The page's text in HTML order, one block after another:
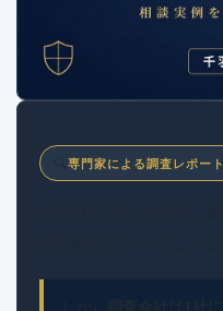
専門家による調査レポート